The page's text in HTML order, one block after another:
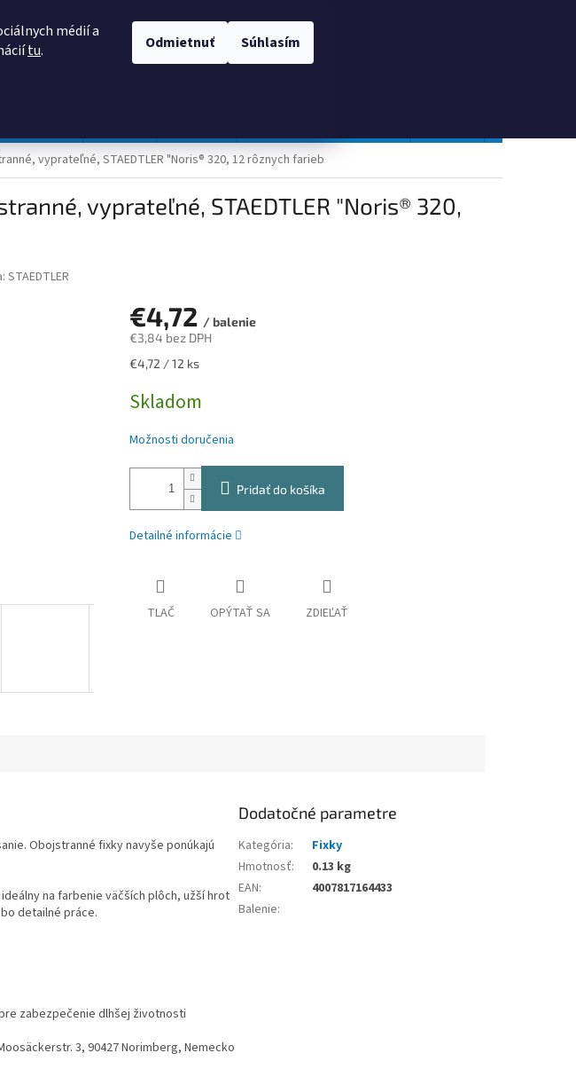
médií a
tu. Odmietnuť Súhlasím
vyprateľné, STAEDTLER "Noris® 320, 12 rôznych farieb
vyprateľné, STAEDTLER "Noris® 320,
STAEDTLER
€4,72 / balenie
€3,84 bez DPH
Jednotková
€4,72 / 12 ks
Skladom
Možnosti doručenia
Pridať do košíka
Detailné informácie
TLAČ OPÝTAŤ SA ZDIEĽAŤ
Obojstranné fixky navyše ponúkajú
na farbenie väčších plôch, užší hrot
detailné práce.
zabezpečenie dlhšej životnosti
3, 90427 Norimberg, Nemecko
Dodatočné parametre
Kategória:
Fixky
Hmotnosť:
0.13 kg
EAN:
4007817164433
Balenie: